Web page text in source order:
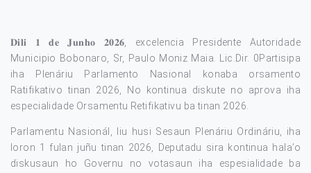
𝐃𝐢𝐥𝐢 𝟏 𝐝𝐞 𝐉𝐮𝐧𝐡𝐨 𝟐𝟎𝟐𝟔, excelencia Presidente Autoridade
Municipio Bobonaro, Sr, Paulo Moniz Maia. Lic.Dir. 0Partisipa
iha Plenáriu Parlamento Nasional konaba orsamento
Ratifikativo tinan 2026, No kontinua diskute no aprova iha
especialidade Orsamentu Retifikativu ba tinan 2026.
Parlamentu Nasionál, liu husi Sesaun Plenáriu Ordináriu, iha
loron 1 fulan juñu tinan 2026, Deputadu sira kontinua hala’o
diskusaun ho Governu no votasaun iha espesialidade ba